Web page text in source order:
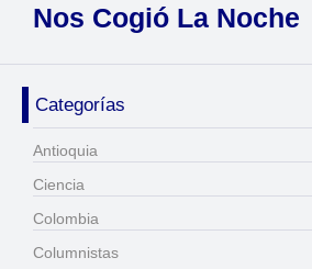
Nos Cogió La Noche
Categorías
Antioquia
Ciencia
Colombia
Columnistas